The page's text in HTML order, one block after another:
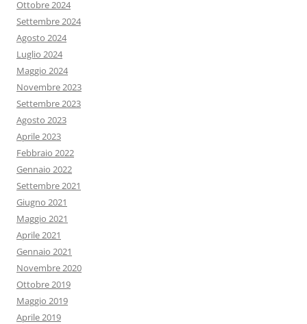
Ottobre 2024
Settembre 2024
Agosto 2024
Luglio 2024
Maggio 2024
Novembre 2023
Settembre 2023
Agosto 2023
Aprile 2023
Febbraio 2022
Gennaio 2022
Settembre 2021
Giugno 2021
Maggio 2021
Aprile 2021
Gennaio 2021
Novembre 2020
Ottobre 2019
Maggio 2019
Aprile 2019